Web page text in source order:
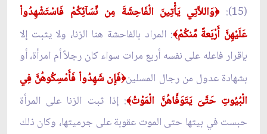
(15): ﴿وَاللاَّتِي يَأْتِينَ الْفَاحِشَةَ مِن نِّسَآئِكُمْ فَاسْتَشْهِدُواْ
عَلَيْهِنَّ أَرْبَعةً مِّنكُمْ﴾: المراد بالفاحشة هنا الزنا، ولا يثبت إلا
بإقرار فاعله على نفسه أربع مرات سواء كان رجلاً أم امرأة، أو
بشهادة عدول من رجال المسلين﴿فَإِن شَهِدُواْ فَأَمْسِكُوهُنَّ فِي
الْبُيُوتِ حَتَّىَ يَتَوَفَّاهُنَّ الْمَوْتُ﴾: إذا ثبت الزنا على المرأة
حبست في بيتها حتى الموت عقوبة على جرميتها، وكان ذلك